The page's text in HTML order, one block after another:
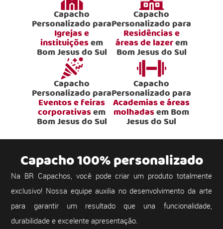
Capacho
Personalizado para
Igrejas e
instituiçõesem
Bom Jesus do Sul
Capacho
Personalizado para
Residências e
áreas de lazerem
Bom Jesus do Sul
Capacho
Personalizado para
Eventos e feiras
corporativasem
Bom Jesus do Sul
Capacho
Personalizado para
Academias e áreas
molhadasem Bom
Jesus do Sul
Capacho 100% personalizado
Na BR Capachos, você pode criar um produto totalmente
exclusivo! Nossa equipe auxilia no desenvolvimento da arte
para garantir um resultado que una funcionalidade,
durabilidade e excelente apresentação.